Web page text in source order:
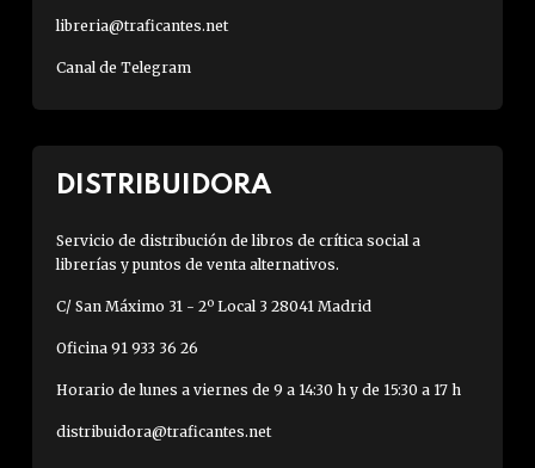
libreria@traficantes.net
Canal de Telegram
DISTRIBUIDORA
Servicio de distribución de libros de crítica social a
librerías y puntos de venta alternativos.
C/ San Máximo 31 - 2º Local 3 28041 Madrid
Oficina 91 933 36 26
Horario de lunes a viernes de 9 a 14:30 h y de 15:30 a 17 h
distribuidora@traficantes.net